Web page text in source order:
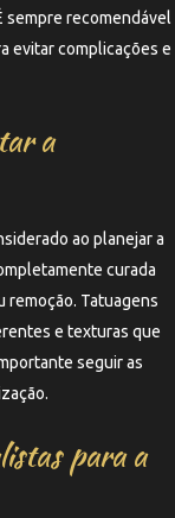
sempre recomendável
evitar complicações e
a
ao planejar a
curada
Tatuagens
e texturas que
seguir as
para a